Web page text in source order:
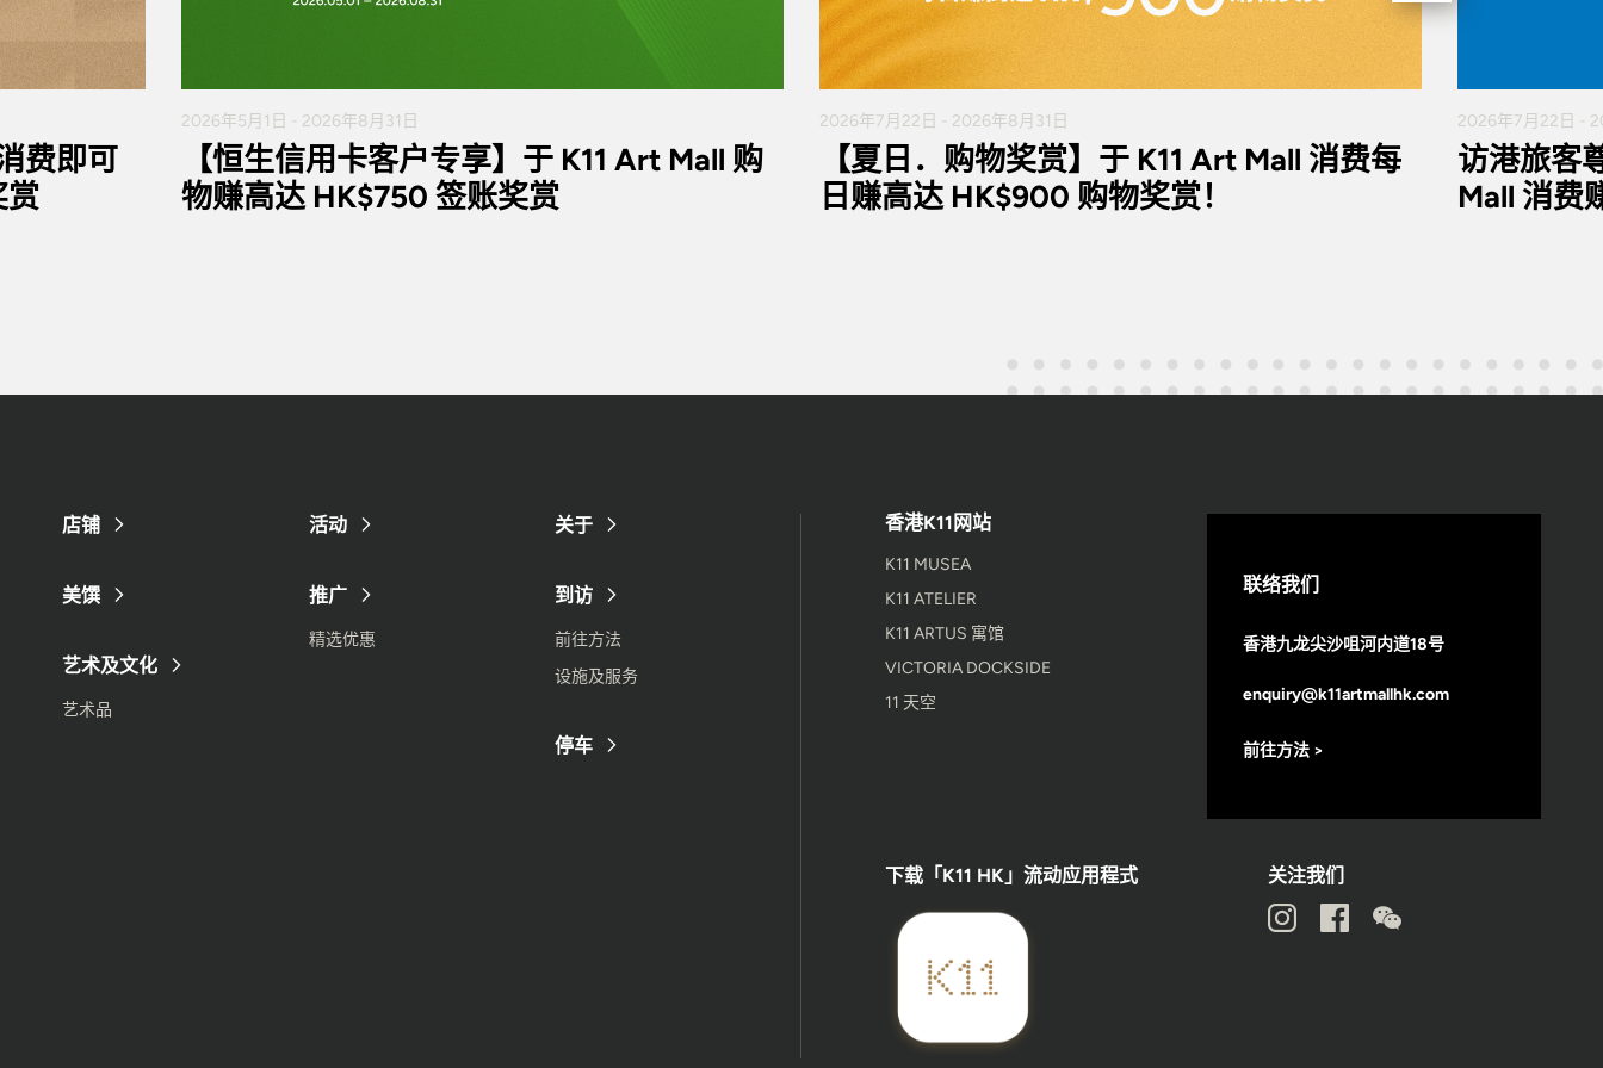
费即可
赏
2026年5月1日 - 2026年8月31日
【恒生信用卡客户专享】于 K11 Art Mall 购
物赚高达 HK$750 签账奖赏
2026年7月22日 - 2026年8月31日
【夏日．购物奖赏】于 K11 Art Mall 消费每
日赚高达 HK$900 购物奖赏！
2026年7月22日 -
访港旅客
Mall 消费
店铺
美馔
艺术及文化
艺术品
活动
推广
精选优惠
关于
到访
前往方法
设施及服务
停车
香港K11网站
K11 MUSEA
K11 ATELIER
K11 ARTUS 寓馆
VICTORIA DOCKSIDE
11 天空
联络我们
香港九龙尖沙咀河内道18号
enquiry@k11artmallhk.com
前往方法 >
下载「K11 HK」流动应用程式 关注我们